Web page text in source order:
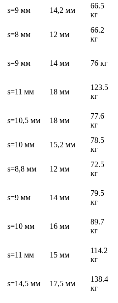
s=9 мм 14,2 мм
66.5
кг
s=8 мм 12 мм
66.2
кг
s=9 мм 14 мм 76 кг
s=11 мм 18 мм
123.5
кг
s=10,5 мм 18 мм
77.6
кг
s=10 мм 15,2 мм
78.5
кг
s=8,8 мм 12 мм
72.5
кг
s=9 мм 14 мм
79.5
кг
s=10 мм 16 мм
89.7
кг
s=11 мм 15 мм
114.2
кг
s=14,5 мм 17,5 мм
138.4
кг